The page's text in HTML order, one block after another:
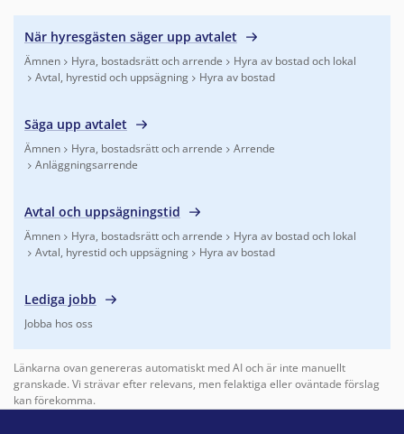
När hyresgästen säger upp avtalet
Ämnen Hyra, bostadsrätt och arrende
Hyra av bostad och lokal
Avtal, hyrestid och uppsägning
Hyra av bostad
Säga upp avtalet
Ämnen Hyra, bostadsrätt och arrende
Arrende
Anläggningsarrende
Avtal och uppsägningstid
Ämnen Hyra, bostadsrätt och arrende
Hyra av bostad och lokal
Avtal, hyrestid och uppsägning
Hyra av bostad
Lediga jobb
Jobba hos oss
Länkarna ovan genereras automatiskt med AI och är inte manuellt
granskade. Vi strävar efter relevans, men felaktiga eller oväntade förslag
kan förekomma.